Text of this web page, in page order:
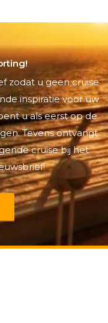
zodat u geen cruise
inspiratie voor uw
u als eerst op de
Tevens ontvangt
cruise bij het